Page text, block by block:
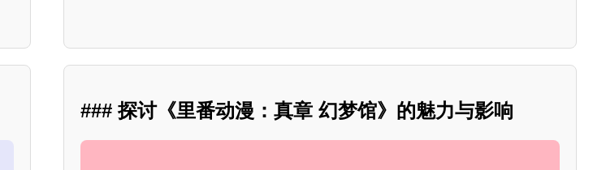
### 探讨《里番动漫：真章 幻梦馆》的魅力与影响